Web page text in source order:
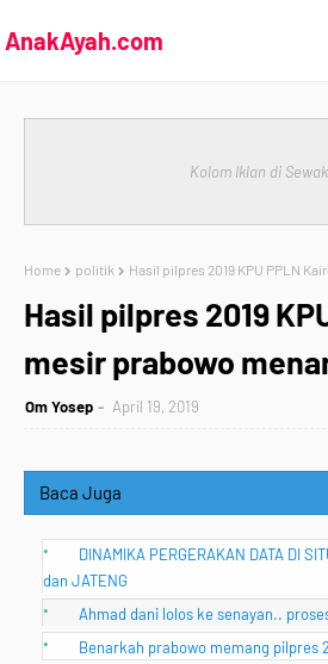
AnakAyah.com
Kolom Iklan di
Home politik Hasil pilpres 2019 KPU PPLN
Hasil pilpres 2019
mesir prabowo
Om Yosep April 19, 2019
Baca Juga
DINAMIKA PERGERAKAN DATA DI
dan JATENG
Ahmad dani lolos ke senayan..
Benarkah prabowo memang pilpres